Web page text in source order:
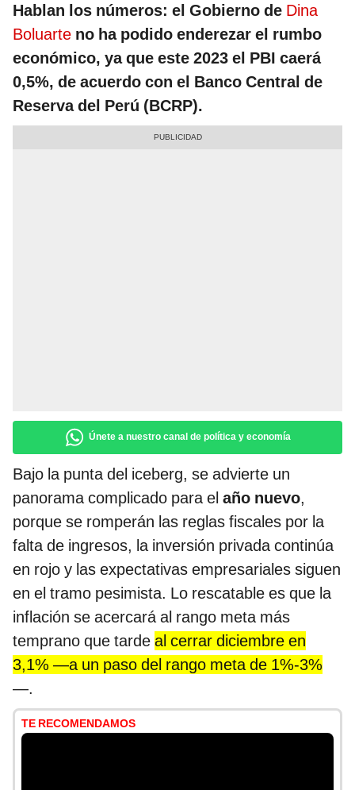
Hablan los números: el Gobierno de Dina
Boluarte no ha podido enderezar el rumbo
económico, ya que este 2023 el PBI caerá
0,5%, de acuerdo con el Banco Central de
Reserva del Perú (BCRP).
Únete a nuestro canal de política y economía
Bajo la punta del iceberg, se advierte un
panorama complicado para el año nuevo,
porque se romperán las reglas fiscales por la
falta de ingresos, la inversión privada continúa
en rojo y las expectativas empresariales siguen
en el tramo pesimista. Lo rescatable es que la
inflación se acercará al rango meta más
temprano que tarde al cerrar diciembre en
3,1% —a un paso del rango meta de 1%-3%
—.
TE RECOMENDAMOS